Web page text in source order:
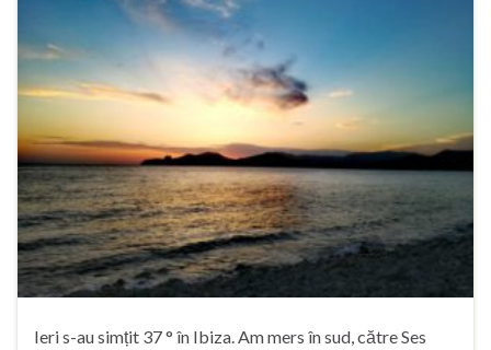
Ieri s-au simțit 37 ° în Ibiza. Am mers în sud, către Ses